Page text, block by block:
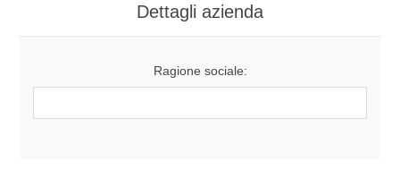
Dettagli azienda
Ragione sociale: